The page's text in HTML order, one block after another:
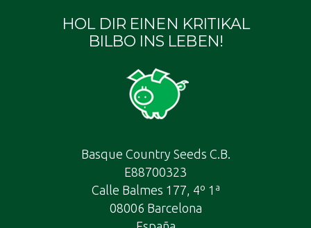
HOL DIR EINEN KRITIKAL
BILBO INS LEBEN!
Basque Country Seeds C.B.
E88700323
Calle Balmes 177, 4º 1ª
08006 Barcelona